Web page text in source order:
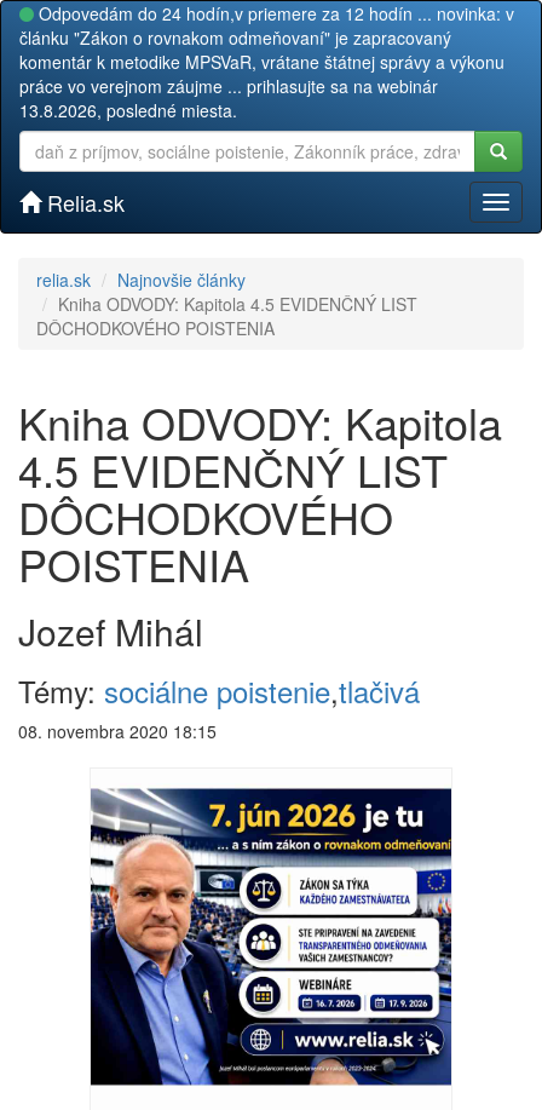
Odpovedám do 24 hodín,v priemere za 12 hodín ... novinka: v
článku "Zákon o rovnakom odmeňovaní" je zapracovaný
komentár k metodike MPSVaR, vrátane štátnej správy a výkonu
práce vo verejnom záujme ... prihlasujte sa na webinár
13.8.2026, posledné miesta.
Relia.sk
relia.sk
Najnovšie články
Kniha ODVODY: Kapitola 4.5 EVIDENČNÝ LIST
DÔCHODKOVÉHO POISTENIA
Kniha ODVODY: Kapitola
4.5 EVIDENČNÝ LIST
DÔCHODKOVÉHO
POISTENIA
Jozef Mihál
Témy: sociálne poistenie,tlačivá
08. novembra 2020 18:15